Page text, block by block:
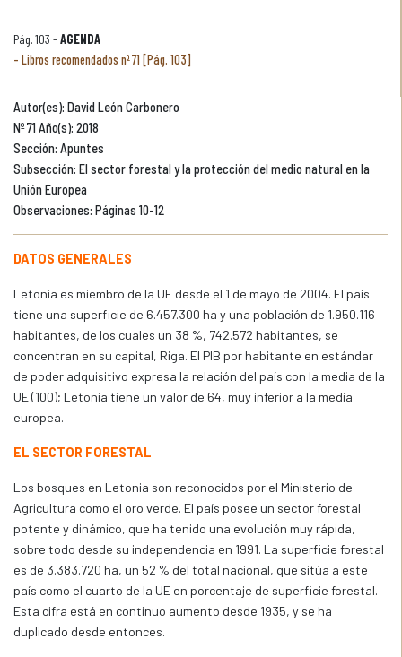
Pág. 103 - AGENDA
Libros recomendados nº 71 [Pág. 103]
Autor(es): David León Carbonero
Nº 71 Año(s): 2018
Sección: Apuntes
Subsección: El sector forestal y la protección del medio natural en la
Unión Europea
Observaciones: Páginas 10-12
DATOS GENERALES
Letonia es miembro de la UE desde el 1 de mayo de 2004. El país
tiene una superficie de 6.457.300 ha y una población de 1.950.116
habitantes, de los cuales un 38 %, 742.572 habitantes, se
concentran en su capital, Riga. El PIB por habitante en estándar
de poder adquisitivo expresa la relación del país con la media de la
UE (100); Letonia tiene un valor de 64, muy inferior a la media
europea.
EL SECTOR FORESTAL
Los bosques en Letonia son reconocidos por el Ministerio de
Agricultura como el oro verde. El país posee un sector forestal
potente y dinámico, que ha tenido una evolución muy rápida,
sobre todo desde su independencia en 1991. La superficie forestal
es de 3.383.720 ha, un 52 % del total nacional, que sitúa a este
país como el cuarto de la UE en porcentaje de superficie forestal.
Esta cifra está en continuo aumento desde 1935, y se ha
duplicado desde entonces.